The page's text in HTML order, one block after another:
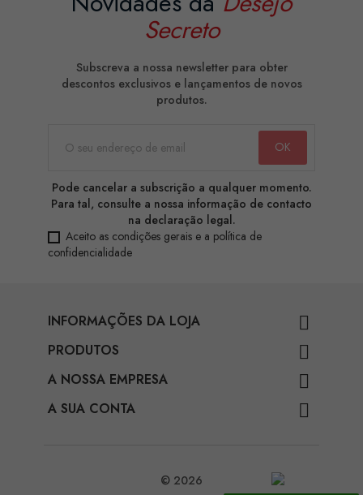
Secreto
Subscreva a nossa newsletter para obter
descontos exclusivos e lançamentos de novos
produtos.
Pode cancelar a subscrição a qualquer momento.
Para tal, consulte a nossa informação de contacto
na declaração legal.
Aceito as condições gerais e a política de
confidencialidade
INFORMAÇÕES DA LOJA 
PRODUTOS 
A NOSSA EMPRESA 
A SUA CONTA 
© 2026